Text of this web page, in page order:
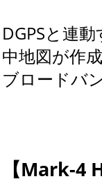
DGPSと連
中地図が作
ブロードバ
【Mark-4